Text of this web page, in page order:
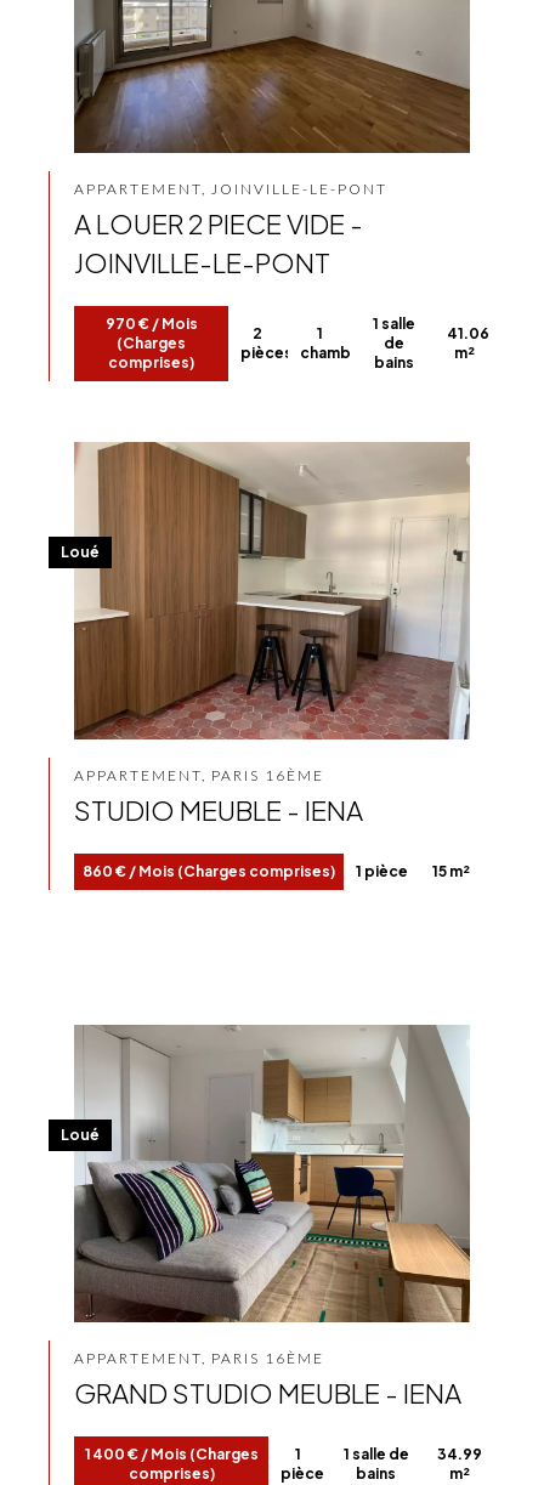
APPARTEMENT, JOINVILLE-LE-PONT
A LOUER 2 PIECE VIDE -
JOINVILLE-LE-PONT
970 € / Mois
(Charges
comprises)
2
pièces
1
chambre
1 salle
de
bains
41.06
m²
APPARTEMENT, PARIS 16ÈME
STUDIO MEUBLE - IENA
860 € / Mois (Charges comprises) 1 pièce 15 m²
Loué
APPARTEMENT, PARIS 16ÈME
GRAND STUDIO MEUBLE - IENA
1 400 € / Mois (Charges
comprises)
1
pièce
1 salle de
bains
34.99
m²
Loué